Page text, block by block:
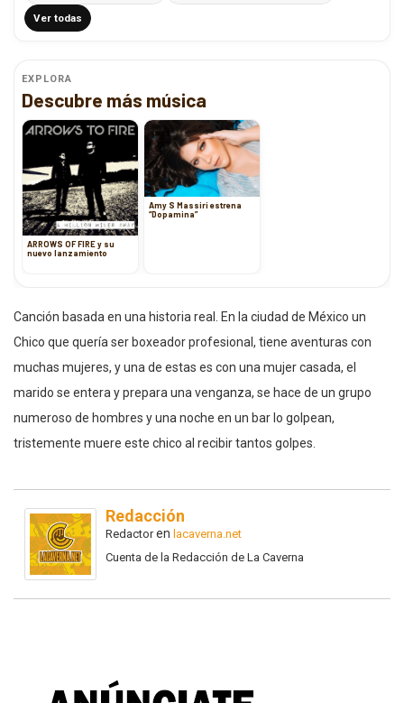
Ver todas
EXPLORA
Descubre más música
ARROWS OF FIRE y su
nuevo lanzamiento
Amy S Massiri estrena
“Dopamina”
Canción basada en una historia real. En la ciudad de México un
Chico que quería ser boxeador profesional, tiene aventuras con
muchas mujeres, y una de estas es con una mujer casada, el
marido se entera y prepara una venganza, se hace de un grupo
numeroso de hombres y una noche en un bar lo golpean,
tristemente muere este chico al recibir tantos golpes.
Redacción
Redactoren lacaverna.net
Cuenta de la Redacción de La Caverna